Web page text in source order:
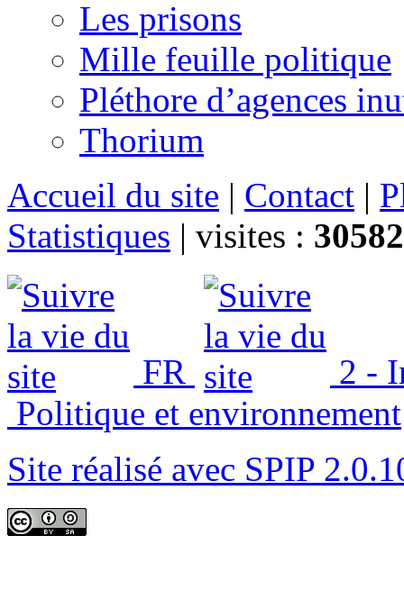
Les prisons
Mille feuille politique
Pléthore d’agences
Thorium
Accueil du site | Contact |
Statistiques | visites :
FR
2 -
Politique et environnement
Site réalisé avec SPIP